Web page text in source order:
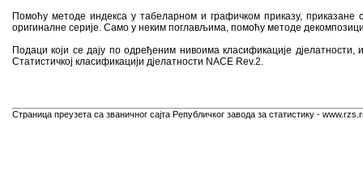
Помоћу методе индекса у табеларном и графичком приказу,
оригиналне серије. Само у неким поглављима, помоћу методе
Подаци који се дају по одређеним нивоима класификације
Статистичкој класификацији дјелатности NACE Rev.2.
Страница преузета са званичног сајта Републичког завода за статистику -